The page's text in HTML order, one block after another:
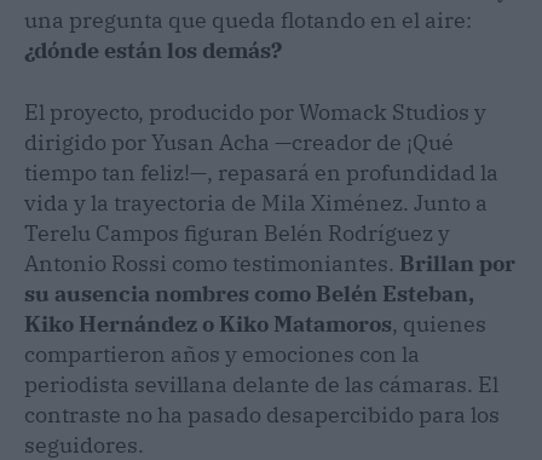
una pregunta que queda flotando en el aire:
¿dónde están los demás?
El proyecto, producido por Womack Studios y
dirigido por Yusan Acha —creador de ¡Qué
tiempo tan feliz!—, repasará en profundidad la
vida y la trayectoria de Mila Ximénez. Junto a
Terelu Campos figuran Belén Rodríguez y
Antonio Rossi como testimoniantes. Brillan por
su ausencia nombres como Belén Esteban,
Kiko Hernández o Kiko Matamoros, quienes
compartieron años y emociones con la
periodista sevillana delante de las cámaras. El
contraste no ha pasado desapercibido para los
seguidores.